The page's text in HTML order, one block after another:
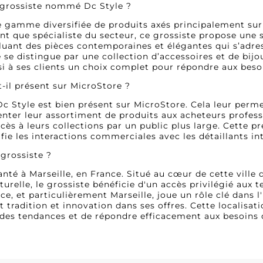
nommé Dc Style ?
gamme diversifiée de produits axés principalement
que spécialiste du secteur, ce grossiste propose
des pièces contemporaines et élégantes qui
se distingue par une collection d’accessoires et de
à ses clients un choix complet pour répondre aux
il présent sur MicroStore ?
Style est bien présent sur MicroStore. Cela leur
leur assortiment de produits aux acheteurs
à leurs collections par un public plus large. Cette
les interactions commerciales avec les détaillants
?
à Marseille, en France. Situé au cœur de cette ville
le grossiste bénéficie d'un accès privilégié aux
et particulièrement Marseille, joue un rôle clé dans
tradition et innovation dans ses offres. Cette
tendances et de répondre efficacement aux